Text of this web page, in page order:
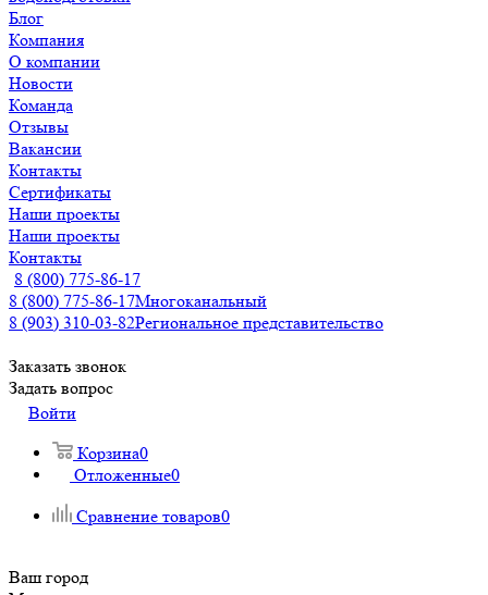
Блог
Компания
О компании
Новости
Команда
Отзывы
Вакансии
Контакты
Сертификаты
Наши проекты
Наши проекты
Контакты
8 (800) 775-86-17
8 (800) 775-86-17Многоканальный
8 (903) 310-03-82Региональное представительство
Заказать звонок
Задать вопрос
Войти
Корзина0
Отложенные0
Сравнение товаров0
Ваш город